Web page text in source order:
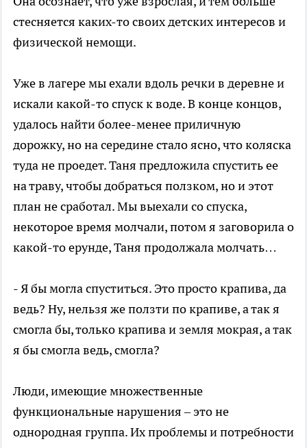
стесняется каких-то своих детских интересов и
физической немощи.
Уже в лагере мы ехали вдоль речки в деревне и
искали какой-то спуск к воде. В конце концов,
удалось найти более-менее приличную
дорожку, но на середине стало ясно, что коляска
туда не проедет. Таня предложила спустить ее
на траву, чтобы добраться ползком, но и этот
план не сработал. Мы выехали со спуска,
некоторое время молчали, потом я заговорила о
какой-то ерунде, Таня продолжала молчать…
- Я бы могла спуститься. Это просто крапива, да
ведь? Ну, нельзя же ползти по крапиве, а так я
смогла бы, только крапива и земля мокрая, а так
я бы смогла ведь, смогла?
Люди, имеющие множественные
функциональные нарушения – это не
однородная группа. Их проблемы и потребности